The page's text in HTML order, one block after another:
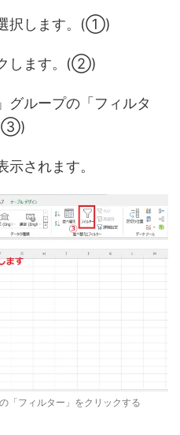
択します。(①)
クします。(②)
グループの「フィルタ
(③)
されます。
「フィルター」をクリックする